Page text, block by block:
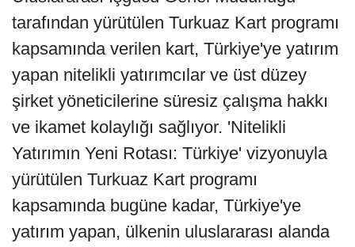
tarafından yürütülen Turkuaz Kart programı
kapsamında verilen kart, Türkiye'ye yatırım
yapan nitelikli yatırımcılar ve üst düzey
şirket yöneticilerine süresiz çalışma hakkı
ve ikamet kolaylığı sağlıyor. 'Nitelikli
Yatırımın Yeni Rotası: Türkiye' vizyonuyla
yürütülen Turkuaz Kart programı
kapsamında bugüne kadar, Türkiye'ye
yatırım yapan, ülkenin uluslararası alanda